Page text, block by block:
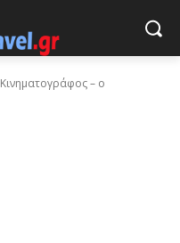
Κινηματογράφος – ο